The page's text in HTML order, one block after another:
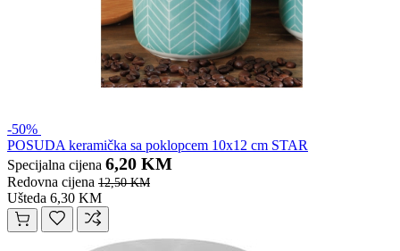
-50%
POSUDA keramička sa poklopcem 10x12 cm STAR
Specijalna cijena 6,20 KM
Redovna cijena 12,50 KM
Ušteda 6,30 KM